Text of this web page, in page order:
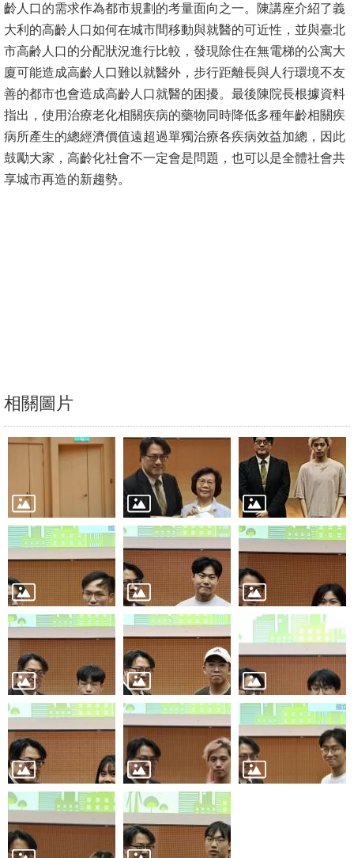
教
深
耕
辦
法
及
文
件
教
資
圖
書
館
回
首
頁
臺
大
首
頁
網
站
導
覽
齡人口的需求作為都市規劃的考量面向之一。陳講座介紹了義
大利的高齡人口如何在城市間移動與就醫的可近性，並與臺北
市高齢人口的分配狀況進行比較，發現除住在無電梯的公寓大
廈可能造成高齡人口難以就醫外，步行距離長與人行環境不友
善的都市也會造成高齡人口就醫的困擾。最後陳院長根據資料
指出，使用治療老化相關疾病的藥物同時降低多種年齡相關疾
病所產生的總經濟價值遠超過單獨治療各疾病效益加總，因此
鼓勵大家，高齡化社會不一定會是問題，也可以是全體社會共
享城市再造的新趨勢。
相關圖片